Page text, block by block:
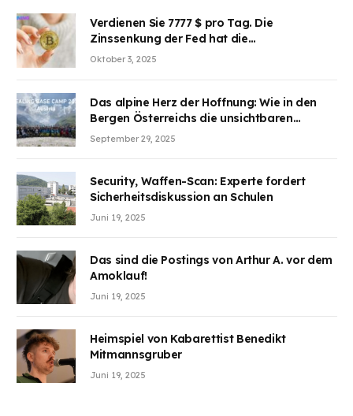
Verdienen Sie 7777 $ pro Tag. Die
Zinssenkung der Fed hat die
Aufmerksamkeit des Marktes erregt.
Oktober 3, 2025
Das alpine Herz der Hoffnung: Wie in den
Bergen Österreichs die unsichtbaren
Wunden des Kriegesheilen
September 29, 2025
Security, Waffen-Scan: Experte fordert
Sicherheitsdiskussion an Schulen
Juni 19, 2025
Das sind die Postings von Arthur A. vor dem
Amoklauf!
Juni 19, 2025
Heimspiel von Kabarettist Benedikt
Mitmannsgruber
Juni 19, 2025